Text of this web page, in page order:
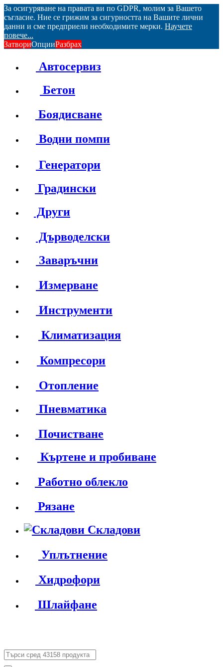
За осигуряване на правата ви по GDPR, молим за Вашето
съгласие. Ние се грижим за сигурността на Вашите лични
данни и сме предприели необходимите мерки. Научете
повече...
ЗатвориОпцииРазбрах
Автосервиз
Бетон
Боядисване
Водни помпи
Генератори
Градински
Други
Дърводелски
Заваръчни
Измерване
Инструменти
Климатизация
Компресори
Отопление
Пневматика
Почистване
Къртене и пробиване
Работно облекло
Рязане
Складови
Уплътнение
Хидрофори
Шлайфане